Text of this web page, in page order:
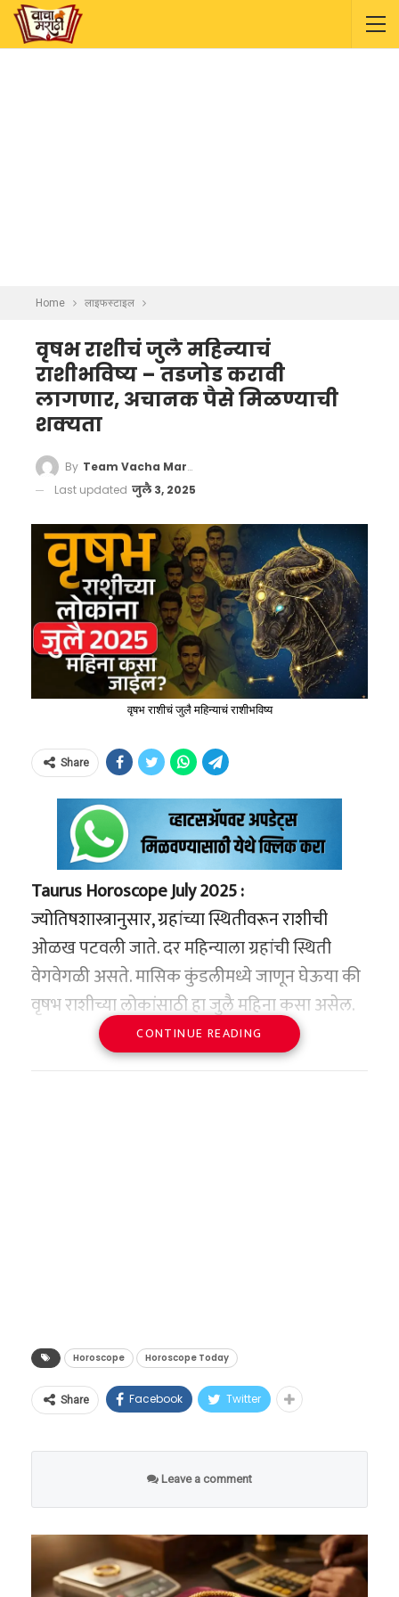
Home लाइफस्टाइल
वृषभ राशीचं जुलै महिन्याचं
राशीभविष्य – तडजोड करावी
लागणार, अचानक पैसे मिळण्याची
शक्यता
By Team Vacha Marathi
Last updated जुलै 3, 2025
वृषभ राशीचं जुलै महिन्याचं राशीभविष्य
Share
Taurus Horoscope July 2025 :
ज्योतिषशास्त्रानुसार, ग्रहांच्या स्थितीवरून राशीची
ओळख पटवली जाते. दर महिन्याला ग्रहांची स्थिती
वेगवेगळी असते. मासिक कुंडलीमध्ये जाणून घेऊया की
वृषभ राशीच्या लोकांसाठी हा जुलै महिना कसा असेल.
वृषभ राशीच्या लोकांसाठी जुलै महिना कधी बरा तर
कधी वाईट राहणार आहे. करिअर असो वा व्यवसाय, या
या काळात, नशिबाची अपेक्षित साथ न मिळाल्याने तुमचे
एकच’ ही गोष्ट लक्षात ठेवावी लागेल आणि एकाच वेळी
सर्व काम हाती घेण्याचे टाळावे लागेल, अन्यथा तुम्हाला
CONTINUE READING
Horoscope Horoscope Today
Share Facebook Twitter
Leave a comment